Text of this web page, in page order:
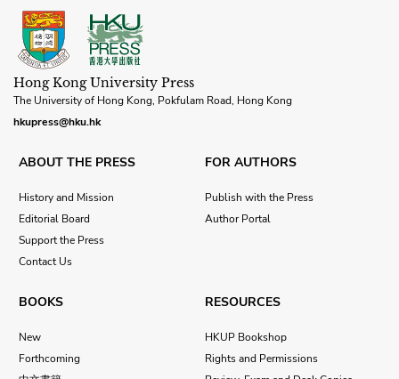
Hong Kong University Press
The University of Hong Kong, Pokfulam Road, Hong Kong
hkupress@hku.hk
ABOUT THE PRESS
History and Mission
Editorial Board
Support the Press
Contact Us
FOR AUTHORS
Publish with the Press
Author Portal
BOOKS
New
Forthcoming
RESOURCES
HKUP Bookshop
Rights and Permissions